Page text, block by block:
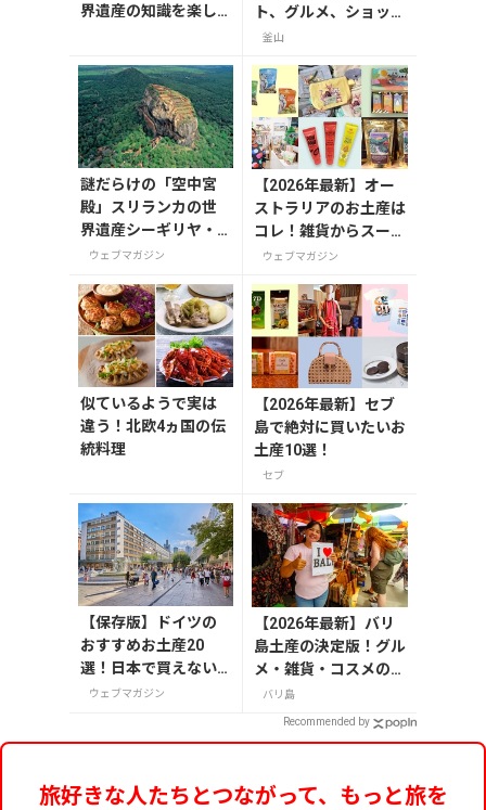
界遺産の知識を楽し
ト、グルメ、ショッピ
ングを満喫
釜山
謎だらけの「空中宮
殿」スリランカの世
界遺産シーギリヤ・
ロック登頂に挑戦！
ウェブマガジン
【2026年最新】オー
ストラリアのお土産は
コレ！雑貨からスーパ
ーでも買えるグルメま
ウェブマガジン
似ているようで実は
違う！北欧4ヵ国の伝
統料理
【2026年最新】セブ
島で絶対に買いたいお
土産10選！
セブ
【保存版】ドイツの
おすすめお土産20
選！日本で買えない
雑貨からお菓子まで
ウェブマガジン
【2026年最新】バリ
島土産の決定版！グル
メ・雑貨・コスメのお
すすめ20選
バリ島
Recommended by
旅好きな人たちとつながって、もっと旅を